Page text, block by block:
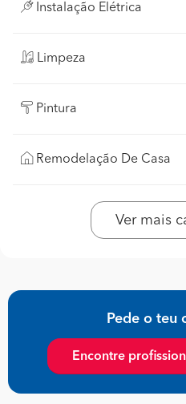
Instalação Elétrica
Limpeza
Pintura
Remodelação De Casa
Ver mais
Pede o teu
Encontre